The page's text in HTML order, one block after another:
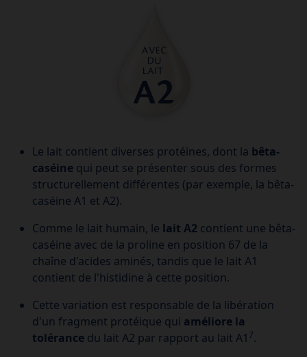
Le lait contient diverses protéines, dont la bêta-
caséine qui peut se présenter sous des formes
structurellement différentes (par exemple, la bêta-
caséine A1 et A2).
Comme le lait humain, le lait A2 contient une bêta-
caséine avec de la proline en position 67 de la
chaîne d'acides aminés, tandis que le lait A1
contient de l'histidine à cette position.
Cette variation est responsable de la libération
d'un fragment protéique qui améliore la
tolérance du lait A2 par rapport au lait A1 7.